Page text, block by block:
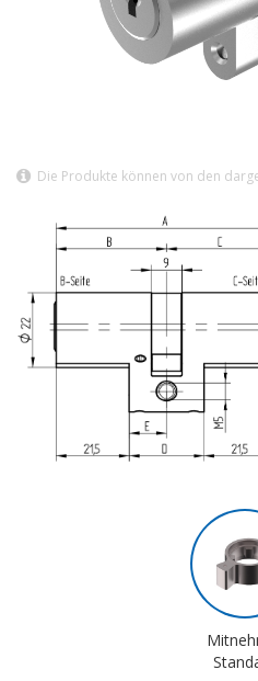
Die Produkte können von den